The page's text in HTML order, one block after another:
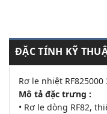
ĐẶC TÍNH KỸ
Rơ le nhiệt RF825000
Mô tả đặc trưng :
• Rơ le dòng RF82,